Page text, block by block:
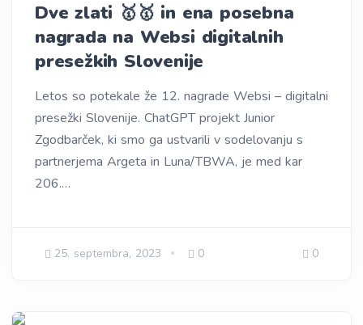
Dve zlati 🥇🥇 in ena posebna
nagrada na Websi digitalnih
presežkih Slovenije
Letos so potekale že 12. nagrade Websi – digitalni
presežki Slovenije. ChatGPT projekt Junior
Zgodbarček, ki smo ga ustvarili v sodelovanju s
partnerjema Argeta in Luna/TBWA, je med kar
206.…
25. septembra, 2023 0 0